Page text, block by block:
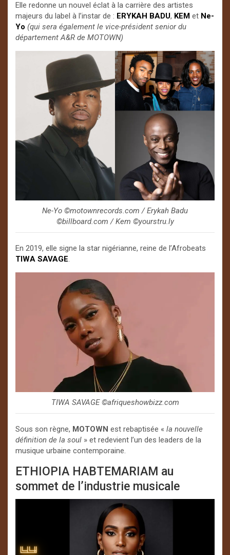
Elle redonne un nouvel éclat à la carrière des artistes
majeurs du label à l’instar de : ERYKAH BADU, KEM et Ne-
Yo (qui sera également le vice-président senior du
département A&R de MOTOWN)
Ne-Yo ©️motownrecords.com / Erykah Badu
©️billboard.com / Kem ©️yourstru.ly
En 2019, elle signe la star nigérianne, reine de l’Afrobeats
TIWA SAVAGE.
TIWA SAVAGE ©️afriqueshowbizz.com
Sous son règne, MOTOWN est rebaptisée « la nouvelle
définition de la soul » et redevient l’un des leaders de la
musique urbaine contemporaine.
ETHIOPIA HABTEMARIAM au
sommet de l’industrie musicale